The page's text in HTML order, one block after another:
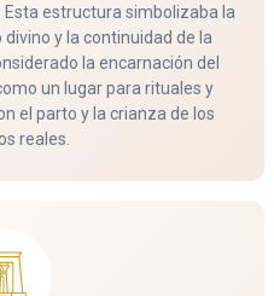
estructura simbolizaba la
y la continuidad de la
la encarnación del
un lugar para rituales y
el parto y la crianza de los
reales.